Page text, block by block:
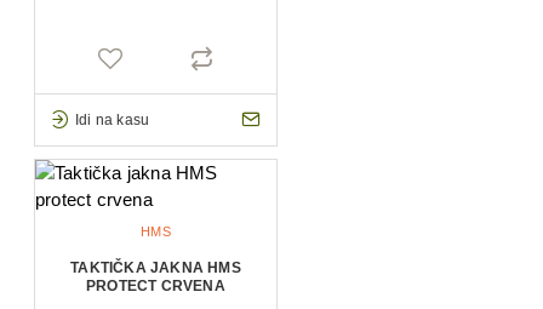
Idi na kasu
HMS
TAKTIČKA JAKNA HMS
PROTECT CRVENA